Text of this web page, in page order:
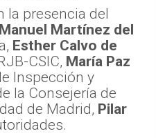
la presencia del
Manuel Martínez del
Esther Calvo de
CSIC, María Paz
Inspección y
la Consejería de
de Madrid, Pilar